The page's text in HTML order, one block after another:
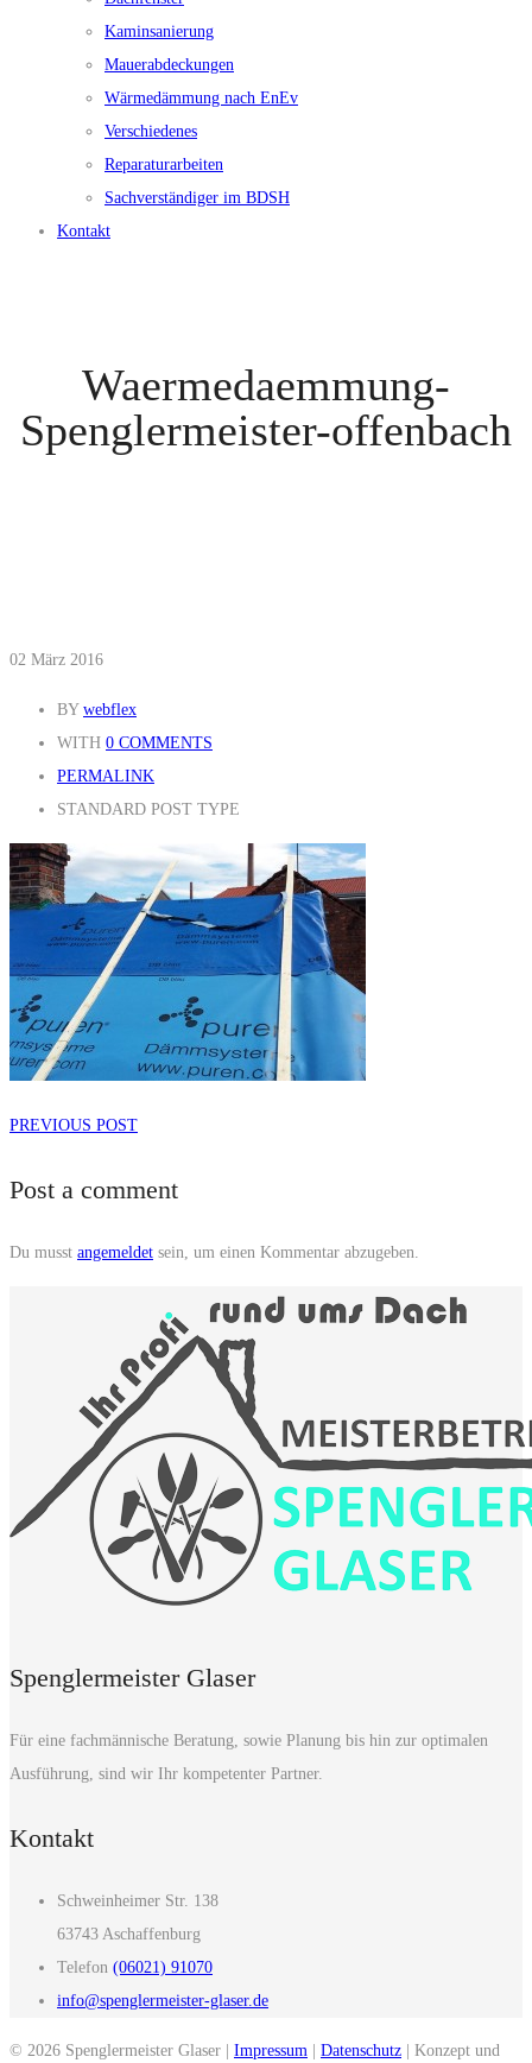
Kaminsanierung
Mauerabdeckungen
Wärmedämmung nach EnEv
Verschiedenes
Reparaturarbeiten
Sachverständiger im BDSH
Kontakt
Waermedaemmung-
Spenglermeister-offenbach
02 März 2016
BY webflex
WITH 0 COMMENTS
PERMALINK
STANDARD POST TYPE
PREVIOUS POST
Post a comment
Du musst angemeldet sein, um einen Kommentar abzugeben.
Spenglermeister Glaser
Für eine fachmännische Beratung, sowie Planung bis hin zur optimalen
Ausführung, sind wir Ihr kompetenter Partner.
Kontakt
Schweinheimer Str. 138
63743 Aschaffenburg
Telefon (06021) 91070
info@spenglermeister-glaser.de
© 2026 Spenglermeister Glaser | Impressum Datenschutz | Konzept und